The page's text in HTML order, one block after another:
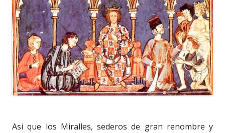
Así que los Miralles, sederos de gran renombre y